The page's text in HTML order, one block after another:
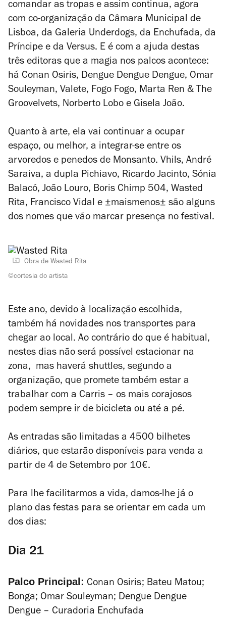
comandar as tropas e assim continua, agora
com co-organização da Câmara Municipal de
Lisboa, da Galeria Underdogs, da Enchufada, da
Príncipe e da Versus. E é com a ajuda destas
três editoras que a magia nos palcos acontece:
há Conan Osiris, Dengue Dengue Dengue, Omar
Souleyman, Valete, Fogo Fogo, Marta Ren & The
Groovelvets, Norberto Lobo e Gisela João.
Quanto à arte, ela vai continuar a ocupar
espaço, ou melhor, a integrar-se entre os
arvoredos e penedos de Monsanto. Vhils, André
Saraiva, a dupla Pichiavo, Ricardo Jacinto, Sónia
Balacó, João Louro, Boris Chimp 504, Wasted
Rita, Francisco Vidal e ±maismenos± são alguns
dos nomes que vão marcar presença no festival.
Obra de Wasted Rita
©cortesia do artista
Este ano, devido à localização escolhida,
também há novidades nos transportes para
chegar ao local. Ao contrário do que é habitual,
nestes dias não será possível estacionar na
zona, mas haverá shuttles, segundo a
organização, que promete também estar a
trabalhar com a Carris – os mais corajosos
podem sempre ir de bicicleta ou até a pé.
As entradas são limitadas a 4500 bilhetes
diários, que estarão disponíveis para venda a
partir de 4 de Setembro por 10€.
Para lhe facilitarmos a vida, damos-lhe já o
plano das festas para se orientar em cada um
dos dias:
Dia 21
Palco Principal: Conan Osiris; Bateu Matou;
Bonga; Omar Souleyman; Dengue Dengue
Dengue – Curadoria Enchufada